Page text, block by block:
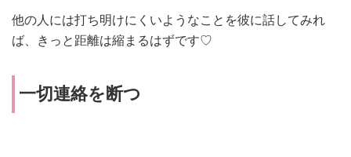
他の人には打ち明けにくいようなことを彼に話してみれ
ば、きっと距離は縮まるはずです♡
一切連絡を断つ